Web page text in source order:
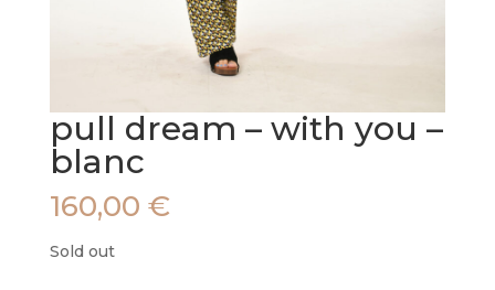
pull dream – with you –
blanc
160,00 €
Sold out